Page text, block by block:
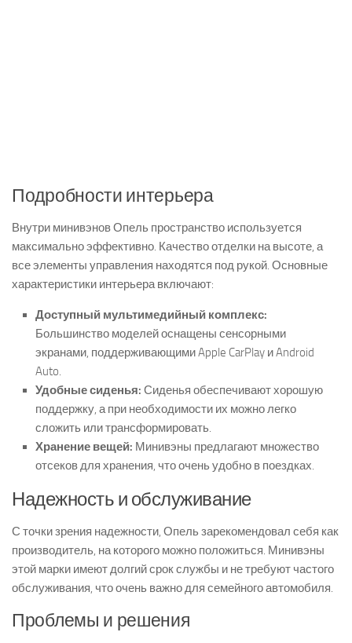
Подробности интерьера
Внутри минивэнов Опель пространство используется
максимально эффективно. Качество отделки на высоте, а
все элементы управления находятся под рукой. Основные
характеристики интерьера включают:
Доступный мультимедийный комплекс:
Большинство моделей оснащены сенсорными
экранами, поддерживающими Apple CarPlay и Android
Auto.
Удобные сиденья: Сиденья обеспечивают хорошую
поддержку, а при необходимости их можно легко
сложить или трансформировать.
Хранение вещей: Минивэны предлагают множество
отсеков для хранения, что очень удобно в поездках.
Надежность и обслуживание
С точки зрения надежности, Опель зарекомендовал себя как
производитель, на которого можно положиться. Минивэны
этой марки имеют долгий срок службы и не требуют частого
обслуживания, что очень важно для семейного автомобиля.
Проблемы и решения